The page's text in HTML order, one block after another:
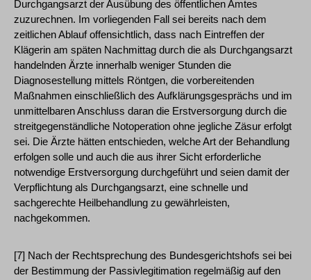
Durchgangsarzt der Ausübung des öffentlichen Amtes
zuzurechnen. Im vorliegenden Fall sei bereits nach dem
zeitlichen Ablauf offensichtlich, dass nach Eintreffen der
Klägerin am späten Nachmittag durch die als Durchgangsarzt
handelnden Ärzte innerhalb weniger Stunden die
Diagnosestellung mittels Röntgen, die vorbereitenden
Maßnahmen einschließlich des Aufklärungsgesprächs und im
unmittelbaren Anschluss daran die Erstversorgung durch die
streitgegenständliche Notoperation ohne jegliche Zäsur erfolgt
sei. Die Ärzte hätten entschieden, welche Art der Behandlung
erfolgen solle und auch die aus ihrer Sicht erforderliche
notwendige Erstversorgung durchgeführt und seien damit der
Verpflichtung als Durchgangsarzt, eine schnelle und
sachgerechte Heilbehandlung zu gewährleisten,
nachgekommen.
[7] Nach der Rechtsprechung des Bundesgerichtshofs sei bei
der Bestimmung der Passivlegitimation regelmäßig auf den